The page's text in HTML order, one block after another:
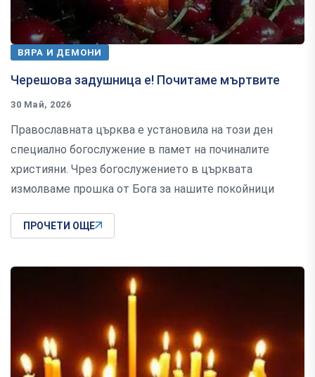
ВЯРА И ДЕМОНИ
Черешова задушница е! Почитаме мъртвите
30 Май, 2026
Православната църква е установила на този ден
специално богослужение в памет на починалите
християни. Чрез богослужението в църквата
измолваме прошка от Бога за нашите покойници
ПРОЧЕТИ ОЩЕ